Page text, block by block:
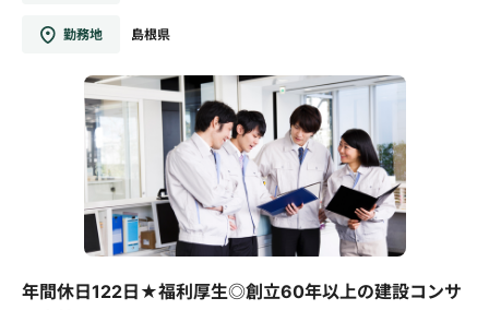
勤務地 島根県
年間休日122日★福利厚生◎創立60年以上の建設コンサ